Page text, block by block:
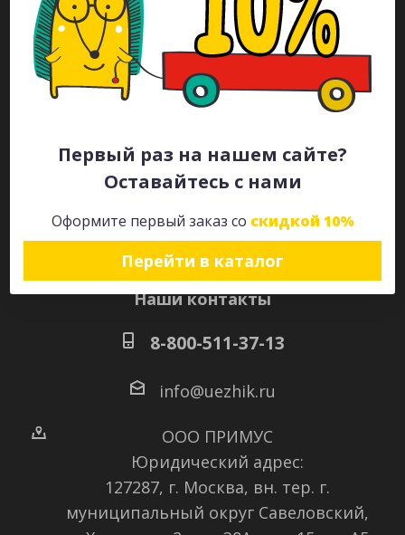
Первый раз на нашем сайте?
Оставайтесь с нами
Оформите первый заказ со скидкой 10%
Перейти в каталог
Рекламодателям
Каталог
Будьте всегда в курсе!
Наши контакты
8-800-511-37-13
info@uezhik.ru
ООО ПРИМУС
Юридический адрес:
127287, г. Москва, вн. тер. г.
муниципальный округ Савеловский,